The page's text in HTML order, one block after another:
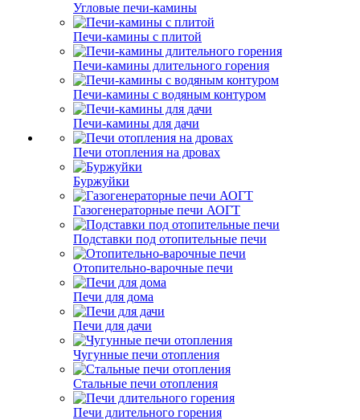
Угловые печи-камины
Печи-камины с плитой
Печи-камины длительного горения
Печи-камины с водяным контуром
Печи-камины для дачи
Печи отопления на дровах
Буржуйки
Газогенераторные печи АОГТ
Подставки под отопительные печи
Отопительно-варочные печи
Печи для дома
Печи для дачи
Чугунные печи отопления
Стальные печи отопления
Печи длительного горения